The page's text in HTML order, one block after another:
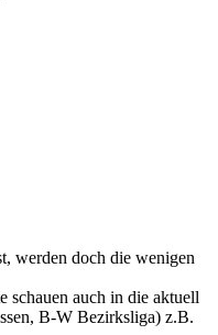
werden doch die wenigen
schauen auch in die aktuell
B-W Bezirksliga) z.B.